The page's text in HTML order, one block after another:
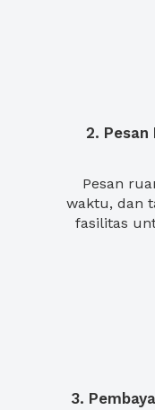
2. Pesan
Pesan
waktu, dan
fasilitas
3.